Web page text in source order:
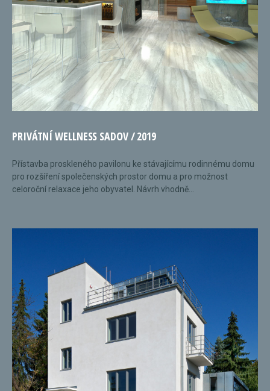
PRIVÁTNÍ WELLNESS SADOV / 2019
Přístavba proskleného pavilonu ke stávajícímu rodinnému domu
pro rozšíření společenských prostor domu a pro možnost
celoroční relaxace jeho obyvatel. Návrh vhodně...